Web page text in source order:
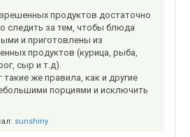
продуктов достаточно
следить за тем, чтобы блюда
и приготовлены из
продуктов (курица, рыба,
сыр и т.д).
же правила, как и другие
порциями и исключить
sunshiny